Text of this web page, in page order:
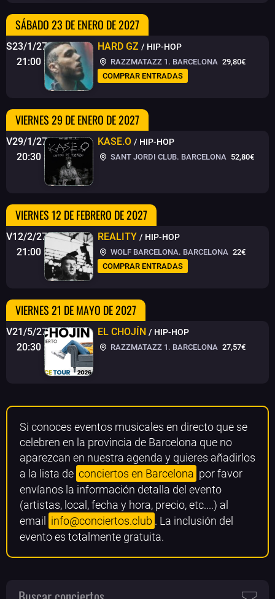
SÁBADO 23 DE ENERO DE 2027
S23/1/27
21:00
HARD GZ / HIP-HOP
RAZZMATAZZ 1. BARCELONA 29,80€
COMPRAR ENTRADAS
VIERNES 29 DE ENERO DE 2027
V29/1/27
20:30
KASE.O / HIP-HOP
SANT JORDI CLUB. BARCELONA 52,80€
VIERNES 12 DE FEBRERO DE 2027
V12/2/27
21:00
REALITY / HIP-HOP
WOLF BARCELONA. BARCELONA 22€
COMPRAR ENTRADAS
VIERNES 21 DE MAYO DE 2027
V21/5/27
20:30
EL CHOJÍN / HIP-HOP
RAZZMATAZZ 1. BARCELONA 27,57€
Si conoces eventos musicales en directo que se
celebren en la provincia de Barcelona que no
aparezcan en nuestra agenda y quieres añadirlos
a la lista de conciertos en Barcelona por favor
envíanos la información detalla del evento
(artistas, local, fecha y hora, precio, etc....) al
email info@conciertos.club . La inclusión del
evento es totalmente gratuita.